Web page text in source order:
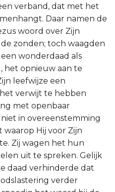
verband, dat met het
Daar namen de
woord over Zijn
zonden; toch waagden
wonderdaad als
het opnieuw aan te
leefwijze een
verwijt te hebben
met openbaar
in overeenstemming
waarop Hij voor Zijn
Zij wagen het hun
uit te spreken. Gelijk
daad verhinderde dat
verder